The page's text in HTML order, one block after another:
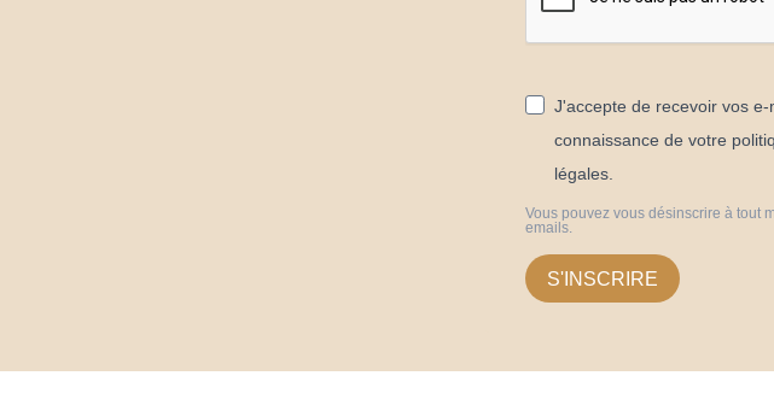
J'accepte de recevoir vos
connaissance de votre
légales.
Vous pouvez vous désinscrire à tout
emails.
S'INSCRIRE